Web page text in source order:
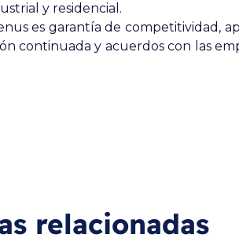
y residencial.
es garantía de competitividad,
continuada y acuerdos con las
relacionadas